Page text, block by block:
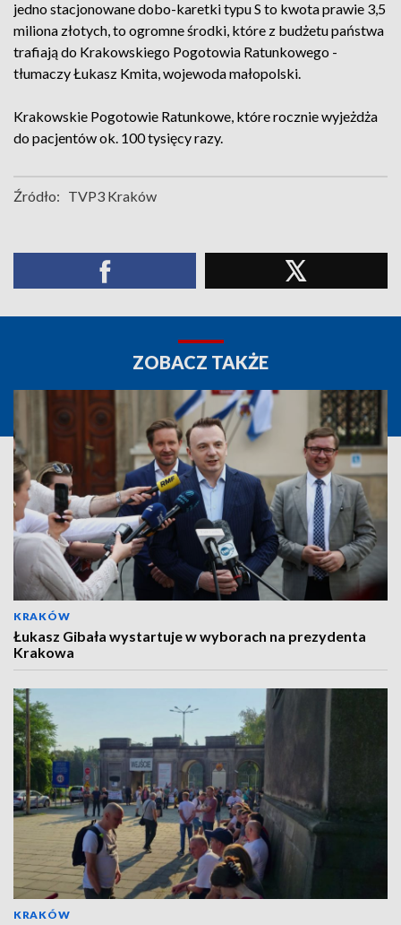
jedno stacjonowane dobo-karetki typu S to kwota prawie 3,5
miliona złotych, to ogromne środki, które z budżetu państwa
trafiają do Krakowskiego Pogotowia Ratunkowego -
tłumaczy Łukasz Kmita, wojewoda małopolski.
Krakowskie Pogotowie Ratunkowe, które rocznie wyjeżdża
do pacjentów ok. 100 tysięcy razy.
Źródło: TVP3 Kraków
ZOBACZ TAKŻE
KRAKÓW
Łukasz Gibała wystartuje w wyborach na prezydenta
Krakowa
KRAKÓW